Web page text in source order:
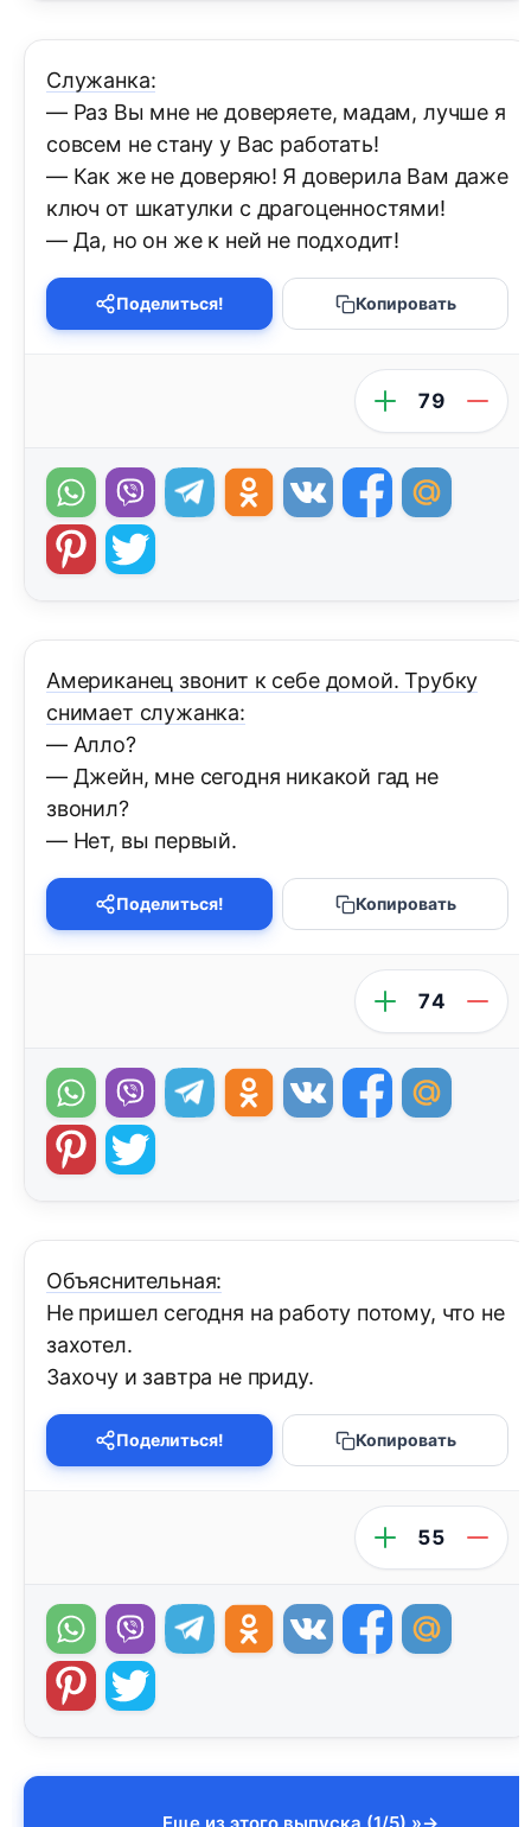
Служанка:
— Раз Вы мне не доверяете, мадам, лучше я
совсем не стану у Вас работать!
— Как же не доверяю! Я доверила Вам даже
ключ от шкатулки с драгоценностями!
— Да, но он же к ней не подходит!
Поделиться! Копировать
79
Американец звонит к себе домой. Трубку
снимает служанка:
— Алло?
— Джейн, мне сегодня никакой гад не
звонил?
— Нет, вы первый.
Поделиться! Копировать
74
Объяснительная:
Не пришел сегодня на работу потому, что не
захотел.
Захочу и завтра не приду.
Поделиться! Копировать
55